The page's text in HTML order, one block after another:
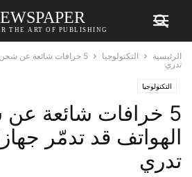
THE ART OF PUBLISHING
الرئيسية التكنولوجيا
5 خرافات شائعة عن
تدري
التكنولوجيا
5 خرافات شائعة
الهواتف قد تدمّر
تدري